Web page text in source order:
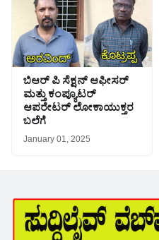
ಬಿಆರ್ ಪಿ ಸೆಕ್ಷನ್ ಆಫೀಸರ್
ಮತ್ತು ಕಂಪ್ಯೂಟರ್
ಆಪರೇಟರ್ ಲೋಕಾಯುಕ್ತರ
ಬಲೆಗೆ
January 01, 2025